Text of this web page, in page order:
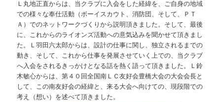
Ｌ丸地正直からは、当クラブに入会をした経緯を、ご自身の地域
での様々な奉仕活動（ボーイスカウト、消防団、そして、ＰＴ
Ａ）でのネットワークづくりから説明頂きました。そして、最後
に、これからのライオンズ活動への意気込みを聞かせて頂きまし
た。Ｌ羽田六太郎からは、設計の仕事に関し、独立されるまでの
動き、そして、これから仕事を発展させていく上での、当クラブ
へ入会をされるきっかけとなる話を熱く語って頂きました。Ｌ鈴
木敏心からは、第４０回全国南ＬＣ友好会豊橋大会の大会会長と
して、この南友好会の経緯と、来る大会へ向けての、現段階での
考え（想い）を述べて頂きました。